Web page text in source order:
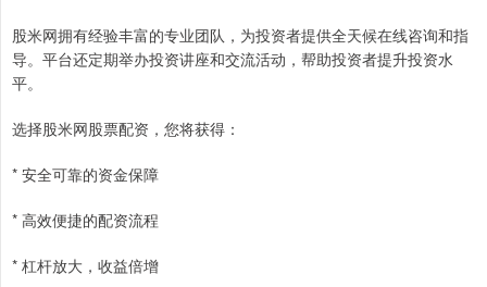
股米网拥有经验丰富的专业团队，为投资者提供全天候在线咨询和指
导。平台还定期举办投资讲座和交流活动，帮助投资者提升投资水
平。
选择股米网股票配资，您将获得：
* 安全可靠的资金保障
* 高效便捷的配资流程
* 杠杆放大，收益倍增